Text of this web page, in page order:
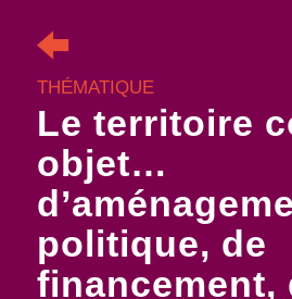
THÉMATIQUE
Le territoire
objet…
politique, de
financement,